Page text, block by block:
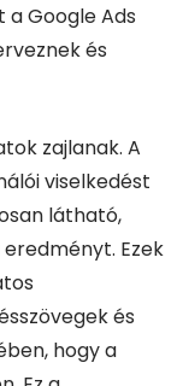
Google Ads
és
zajlanak. A
viselkedést
látható,
Ezek
és
hogy a